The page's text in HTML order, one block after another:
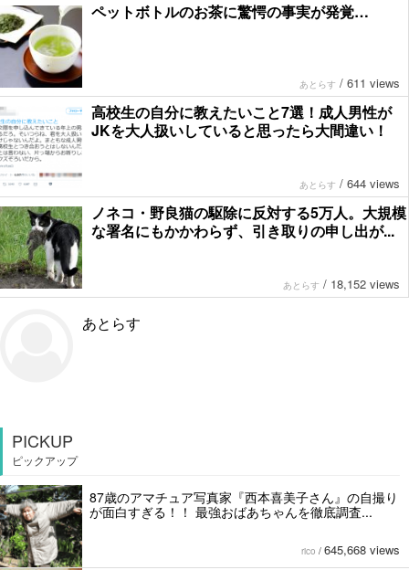
ペットボトルのお茶に驚愕の事実が発覚…
あとらす / 611 views
高校生の自分に教えたいこと7選！成人男性が
JKを大人扱いしていると思ったら大間違い！
あとらす / 644 views
ノネコ・野良猫の駆除に反対する5万人。大規模
な署名にもかかわらず、引き取りの申し出が...
あとらす / 18,152 views
あとらす
PICKUP
ピックアップ
87歳のアマチュア写真家『西本喜美子さん』の自撮り
が面白すぎる！！ 最強おばあちゃんを徹底調査...
rico / 645,668 views